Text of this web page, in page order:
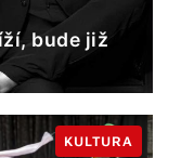
bude již
KULTURA